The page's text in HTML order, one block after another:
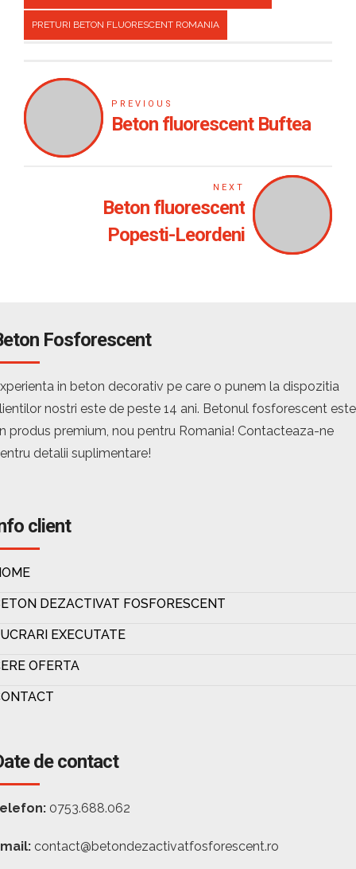
PRETURI BETON FLUORESCENT ROMANIA
PREVIOUS
Beton fluorescent Buftea
NEXT
Beton fluorescent
Popesti-Leordeni
Fosforescent
in beton decorativ pe care o punem la dispozitia
nostri este de peste 14 ani. Betonul fosforescent este
produs premium, nou pentru Romania! Contacteaza-ne
detalii suplimentare!
client
DEZACTIVAT FOSFORESCENT
EXECUTATE
OFERTA
de contact
0753.688.062
contact@betondezactivatfosforescent.ro